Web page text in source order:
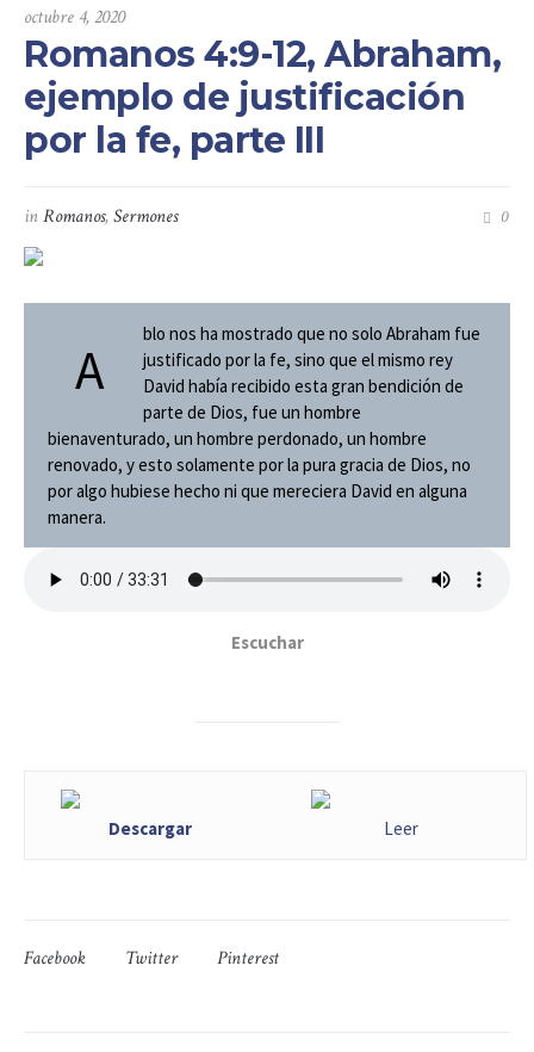
octubre 4, 2020
Romanos 4:9-12, Abraham,
ejemplo de justificación
por la fe, parte III
inRomanos,Sermones 0
a
blo nos ha mostrado que no solo Abraham fue
justificado por la fe, sino que el mismo rey
David había recibido esta gran bendición de
parte de Dios, fue un hombre
bienaventurado, un hombre perdonado, un hombre
renovado, y esto solamente por la pura gracia de Dios, no
por algo hubiese hecho ni que mereciera David en alguna
manera.
Escuchar
Descargar Leer
Facebook Twitter Pinterest